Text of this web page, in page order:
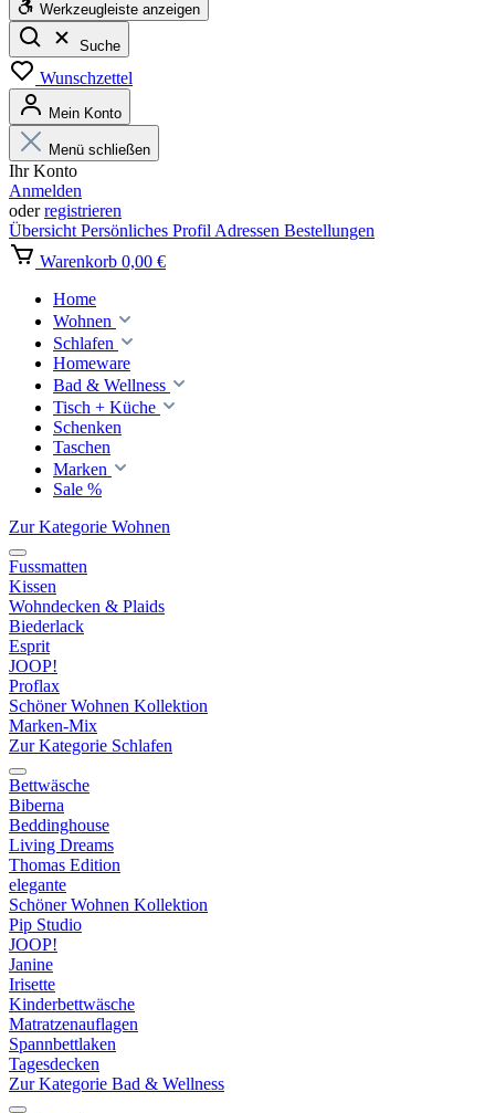
Werkzeugleiste anzeigen
Suche
Wunschzettel
Mein Konto
Menü schließen
Ihr Konto
Anmelden
oderregistrieren
Übersicht Persönliches Profil Adressen Bestellungen
Warenkorb 0,00 €
Home
Wohnen
Schlafen
Homeware
Bad & Wellness
Tisch + Küche
Schenken
Taschen
Marken
Sale %
Zur Kategorie Wohnen
Fussmatten
Kissen
Wohndecken & Plaids
Biederlack
Esprit
JOOP!
Proflax
Schöner Wohnen Kollektion
Marken-Mix
Zur Kategorie Schlafen
Bettwäsche
Biberna
Beddinghouse
Living Dreams
Thomas Edition
elegante
Schöner Wohnen Kollektion
Pip Studio
JOOP!
Janine
Irisette
Kinderbettwäsche
Matratzenauflagen
Spannbettlaken
Tagesdecken
Zur Kategorie Bad & Wellness